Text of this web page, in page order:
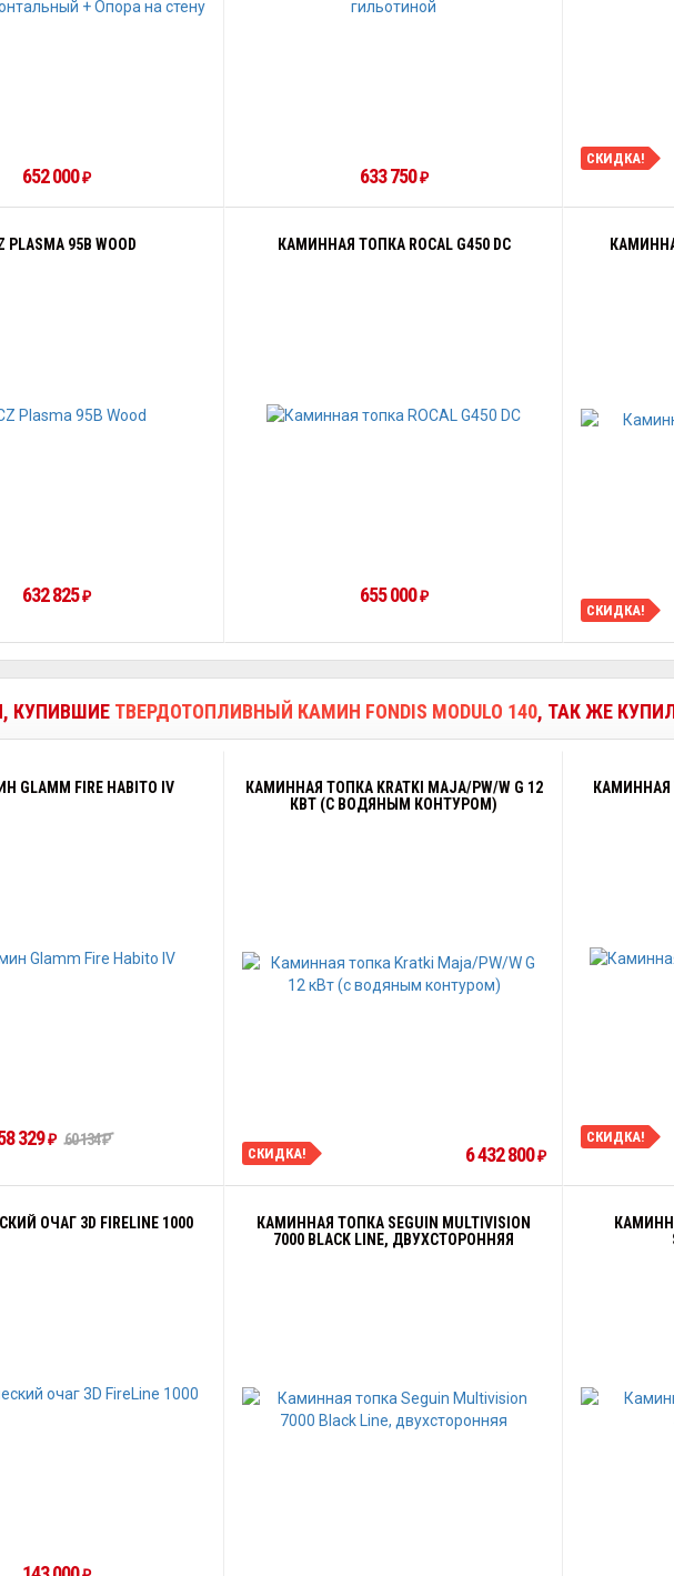
652 000 ₽ 633 750₽
СКИДКА!
PLASMA 95B WOOD
632 825 ₽
КАМИННАЯ ТОПКА ROCAL G450 DC
655 000₽
СКИДКА!
КУПИВШИЕ ТВЕРДОТОПЛИВНЫЙ КАМИН FONDIS MODULO 140, ТАК ЖЕ
GLAMM FIRE HABITO IV
329 ₽ 60 134₽
КАМИННАЯ ТОПКА KRATKI MAJA/PW/W G 12
КВТ (С ВОДЯНЫМ КОНТУРОМ)
СКИДКА! 6 432 800 ₽
КАМИННАЯ
СКИДКА!
ОЧАГ 3D FIRELINE 1000
КАМИННАЯ ТОПКА SEGUIN MULTIVISION
7000 BLACK LINE, ДВУХСТОРОННЯЯ